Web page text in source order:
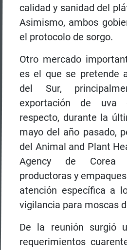
calidad y sanidad del
Asimismo, ambos
el protocolo de sorgo.
Otro mercado
es el que se pretende
del Sur,
exportación de
respecto, durante la
mayo del año pasado,
del Animal and Plant
Agency de Corea
productoras y
atención específica a
vigilancia para moscas
De la reunión surgió
requerimientos